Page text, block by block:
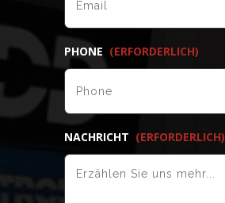
PHONE (ERFORDERLICH)
NACHRICHT (ERFORDERLICH)